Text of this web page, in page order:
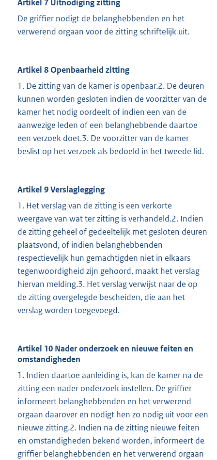
Artikel 7 Uitnodiging zitting
De griffier nodigt de belanghebbenden en het
verwerend orgaan voor de zitting schriftelijk uit.
Artikel 8 Openbaarheid zitting
1. De zitting van de kamer is openbaar.2. De deuren
kunnen worden gesloten indien de voorzitter van de
kamer het nodig oordeelt of indien een van de
aanwezige leden of een belanghebbende daartoe
een verzoek doet.3. De voorzitter van de kamer
beslist op het verzoek als bedoeld in het tweede lid.
Artikel 9 Verslaglegging
1. Het verslag van de zitting is een verkorte
weergave van wat ter zitting is verhandeld.2. Indien
de zitting geheel of gedeeltelijk met gesloten deuren
plaatsvond, of indien belanghebbenden
respectievelijk hun gemachtigden niet in elkaars
tegenwoordigheid zijn gehoord, maakt het verslag
hiervan melding.3. Het verslag verwijst naar de op
de zitting overgelegde bescheiden, die aan het
verslag worden toegevoegd.
Artikel 10 Nader onderzoek en nieuwe feiten en
omstandigheden
1. Indien daartoe aanleiding is, kan de kamer na de
zitting een nader onderzoek instellen. De griffier
informeert belanghebbenden en het verwerend
orgaan daarover en nodigt hen zo nodig uit voor een
nieuwe zitting.2. Indien na de zitting nieuwe feiten
en omstandigheden bekend worden, informeert de
griffier belanghebbenden en het verwerend orgaan